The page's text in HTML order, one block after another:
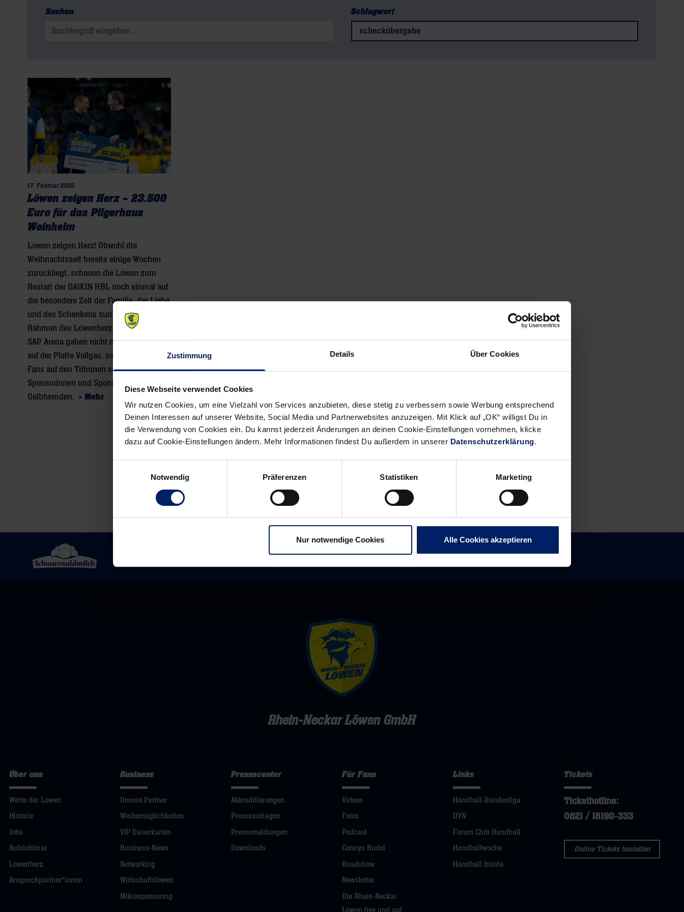
Zustimmung Details Über Cookies
Diese Webseite verwendet Cookies
Wir nutzen Cookies, um eine Vielzahl von Services anzubieten, diese stetig zu verbessern sowie Werbung entsprechend
Deinen Interessen auf unserer Website, Social Media und Partnerwebsites anzuzeigen. Mit Klick auf „OK“ willigst Du in
die Verwendung von Cookies ein. Du kannst jederzeit Änderungen an deinen Cookie-Einstellungen vornehmen, klicke
dazu auf Cookie-Einstellungen ändern. Mehr Informationen findest Du außerdem in unserer Datenschutzerklärung.
Notwendig
Präferenzen Statistiken Marketing
Nur notwendige Cookies Alle Cookies akzeptieren
Suchen
Suchen nach:
Schlagwort
scheckübergabe
17. Februar 2026
Löwen zeigen Herz – 23.500
Euro für das Pilgerhaus
Weinheim
Löwen zeigen Herz! Obwohl die
Weihnachtszeit bereits einige Wochen
zurückliegt, schauen die Löwen zum
Restart der DAIKIN HBL noch einmal auf
die besondere Zeit der Familie, der Liebe
und des Schenkens zurück. Denn im
Rahmen des Löwenherz-Spieltags in der
SAP Arena gaben nicht nur die Spieler
auf der Platte Vollgas, sondern auch die
Fans auf den Tribünen sowie die
Sponsorinnen und Sponsoren der
Gelbhemden. » Mehr
Rhein-Neckar Löwen GmbH
Über uns
Werte der Löwen
Historie
Jobs
Aufsichtsrat
Löwenherz
Ansprechpartner*innen
Business
Unsere Partner
Werbemöglichkeiten
VIP Dauerkarten
Business-News
Networking
Wirtschaftslöwen
Mikrosponsoring
Pressecenter
Akkreditierungen
Presseanfragen
Pressemeldungen
Downloads
Für Fans
Videos
Fotos
Podcast
Connys Rudel
Roadshow
Newsletter
Die Rhein-Neckar
Löwen live und auf
Links
Handball-Bundesliga
DYN
Forum Club Handball
Handballwoche
Handball Inside
Tickets
Tickethotline:
0621 / 18190-333
Online Tickets bestellen